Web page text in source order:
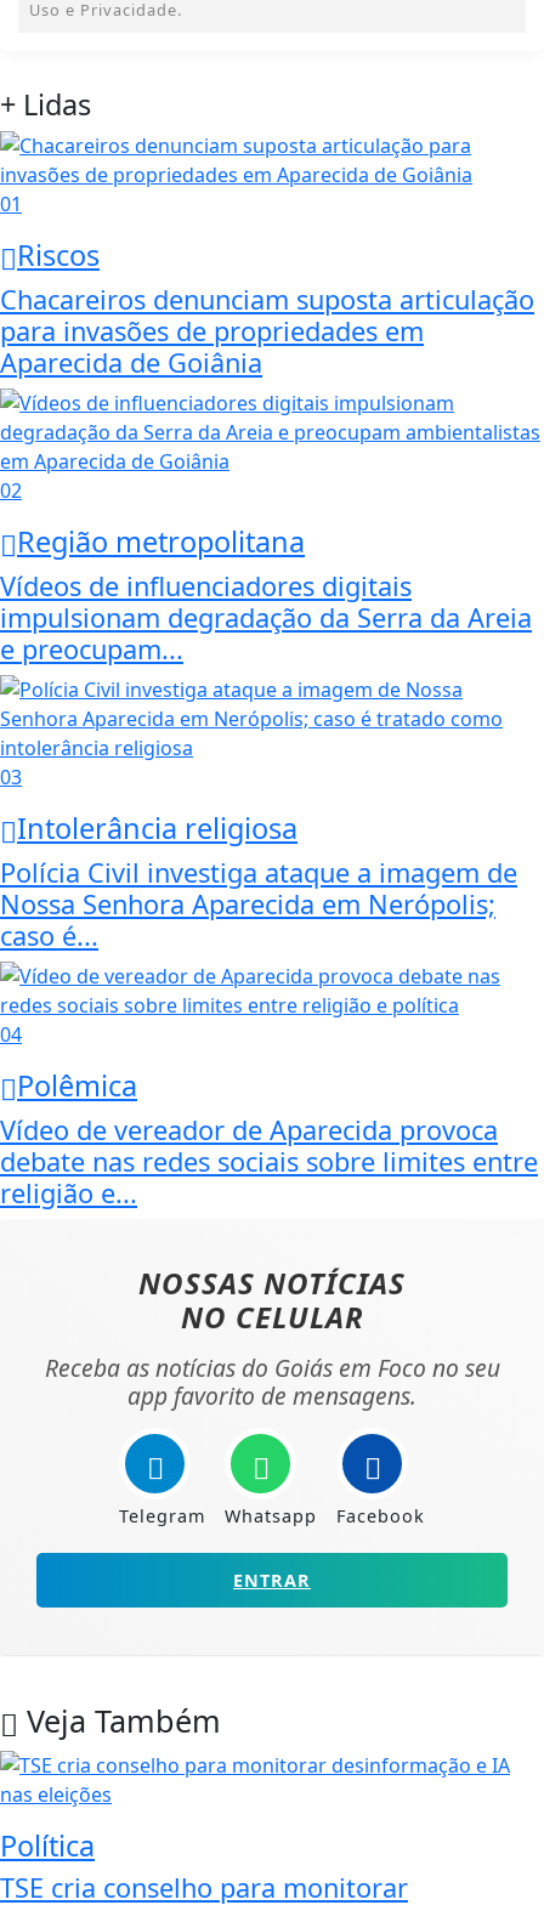
Uso e Privacidade.
+ Lidas
01
Riscos
Chacareiros denunciam suposta articulação
para invasões de propriedades em
Aparecida de Goiânia
02
Região metropolitana
Vídeos de influenciadores digitais
impulsionam degradação da Serra da Areia
e preocupam...
03
Intolerância religiosa
Polícia Civil investiga ataque a imagem de
Nossa Senhora Aparecida em Nerópolis;
caso é...
04
Polêmica
Vídeo de vereador de Aparecida provoca
debate nas redes sociais sobre limites entre
religião e...
NOSSAS NOTÍCIAS
NO CELULAR
Receba as notícias do Goiás em Foco no seu
app favorito de mensagens.
Telegram Whatsapp Facebook
ENTRAR
Veja Também
Política
TSE cria conselho para monitorar